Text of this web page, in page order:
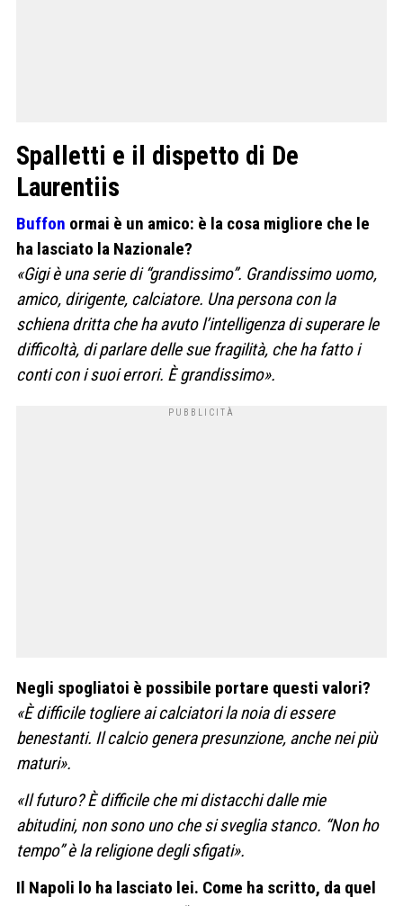
Spalletti e il dispetto di De
Laurentiis
Buffon ormai è un amico: è la cosa migliore che le
ha lasciato la Nazionale?
«Gigi è una serie di “grandissimo”. Grandissimo uomo,
amico, dirigente, calciatore. Una persona con la
schiena dritta che ha avuto l’intelligenza di superare le
difficoltà, di parlare delle sue fragilità, che ha fatto i
conti con i suoi errori. È grandissimo».
Negli spogliatoi è possibile portare questi valori?
«È difficile togliere ai calciatori la noia di essere
benestanti. Il calcio genera presunzione, anche nei più
maturi».
«Il futuro? È difficile che mi distacchi dalle mie
abitudini, non sono uno che si sveglia stanco. “Non ho
tempo” è la religione degli sfigati».
Il Napoli lo ha lasciato lei. Come ha scritto, da quel